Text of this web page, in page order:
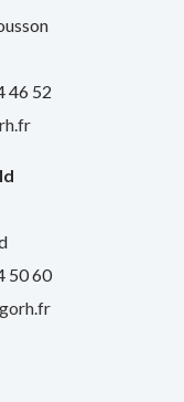
46 52
50 60